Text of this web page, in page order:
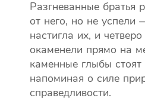
Разгневанные братья
от него, но не успели
настигла их, и
окаменели прямо на
каменные глыбы
напоминая о силе
справедливости.